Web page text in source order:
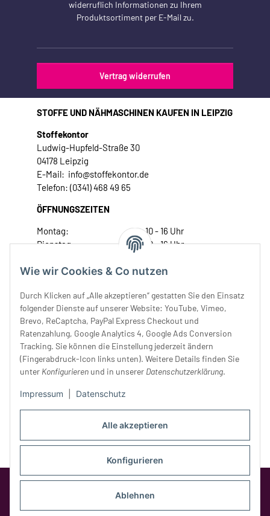
Alle akzeptieren
Konfigurieren
Ablehnen
Wie wir Cookies & Co nutzen
Durch Klicken auf „Alle akzeptieren“ gestatten Sie den Einsatz
folgender Dienste auf unserer Website: YouTube, Vimeo,
Brevo, ReCaptcha, PayPal Express Checkout und
Ratenzahlung, Google Analytics 4, Google Ads Conversion
Tracking. Sie können die Einstellung jederzeit ändern
(Fingerabdruck-Icon links unten). Weitere Details finden Sie
unter Konfigurieren und in unserer Datenschutzerklärung.
Impressum Datenschutz
widerruflich Informationen zu Ihrem
Produktsortiment per E-Mail zu.
Vertrag widerrufen
STOFFE UND NÄHMASCHINEN KAUFEN IN LEIPZIG
Stoffekontor
Ludwig-Hupfeld-Straße 30
04178 Leipzig
E-Mail: info@stoffekontor.de
Telefon: (0341) 468 49 65
ÖFFNUNGSZEITEN
Montag:
10 - 16 Uhr
Dienstag:
10 - 16 Uhr
Donnerstag:
10 - 18 Uhr
Samstag:
10 - 14 Uhr
Unser Service
Rechtliches
Google Analytics deaktivierenStatus: